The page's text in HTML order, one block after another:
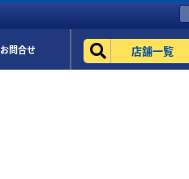
お問合せ 店舗一覧